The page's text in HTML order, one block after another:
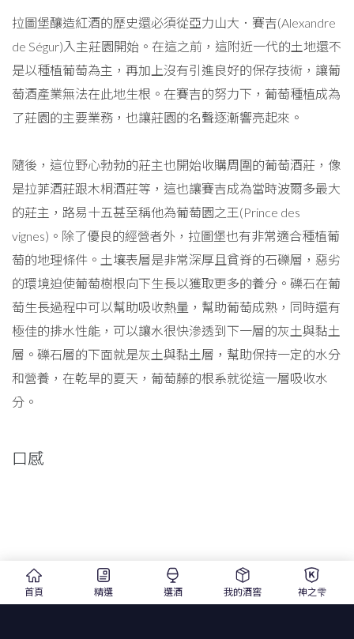
拉圖堡釀造紅酒的歷史還必須從亞力山大．賽吉(Alexandre
de Ségur)入主莊園開始。在這之前，這附近一代的土地還不
是以種植葡萄為主，再加上沒有引進良好的保存技術，讓葡
萄酒產業無法在此地生根。在賽吉的努力下，葡萄種植成為
了莊園的主要業務，也讓莊園的名聲逐漸響亮起來。
隨後，這位野心勃勃的莊主也開始收購周圍的葡萄酒莊，像
是拉菲酒莊跟木桐酒莊等，這也讓賽吉成為當時波爾多最大
的莊主，路易十五甚至稱他為葡萄園之王(Prince des
vignes)。除了優良的經營者外，拉圖堡也有非常適合種植葡
萄的地理條件。土壤表層是非常深厚且貧脊的石礫層，惡劣
的環境迫使葡萄樹根向下生長以獲取更多的養分。礫石在葡
萄生長過程中可以幫助吸收熱量，幫助葡萄成熟，同時還有
極佳的排水性能，可以讓水很快滲透到下一層的灰土與黏土
層。礫石層的下面就是灰土與黏土層，幫助保持一定的水分
和營養，在乾旱的夏天，葡萄藤的根系就從這一層吸收水
分。
口感
首頁 精選 選酒 我的酒窖 神之雫